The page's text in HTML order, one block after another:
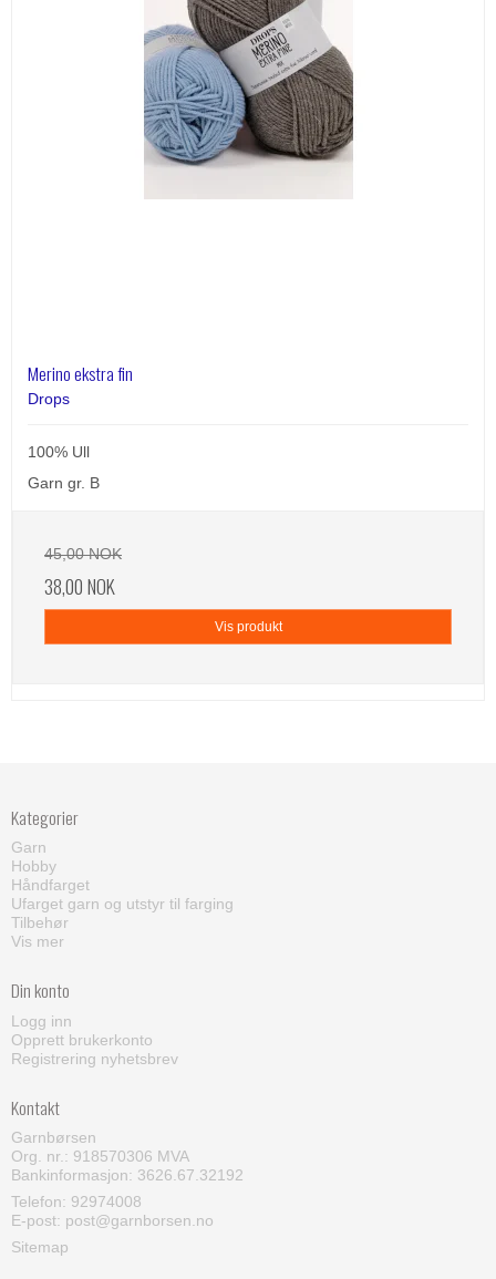
Merino ekstra fin
Drops
100% Ull
Garn gr. B
45,00 NOK
38,00 NOK
Vis produkt
Kategorier
Garn
Hobby
Håndfarget
Ufarget garn og utstyr til farging
Tilbehør
Vis mer
Din konto
Logg inn
Opprett brukerkonto
Registrering nyhetsbrev
Kontakt
Garnbørsen
Org. nr.: 918570306 MVA
Bankinformasjon: 3626.67.32192
Telefon: 92974008
E-post: post@garnborsen.no
Sitemap